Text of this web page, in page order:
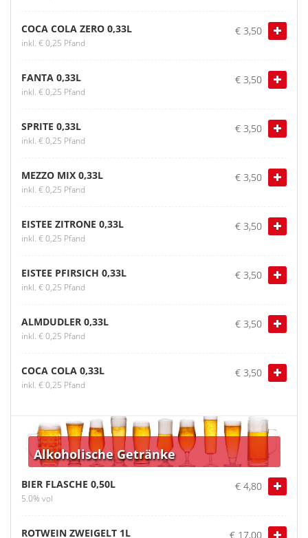
COCA COLA ZERO 0,33L
inkl. € 0,25 Pfand
€ 3,50
FANTA 0,33L
inkl. € 0,25 Pfand
€ 3,50
SPRITE 0,33L
inkl. € 0,25 Pfand
€ 3,50
MEZZO MIX 0,33L
inkl. € 0,25 Pfand
€ 3,50
EISTEE ZITRONE 0,33L
inkl. € 0,25 Pfand
€ 3,50
EISTEE PFIRSICH 0,33L
inkl. € 0,25 Pfand
€ 3,50
ALMDUDLER 0,33L
inkl. € 0,25 Pfand
€ 3,50
COCA COLA 0,33L
inkl. € 0,25 Pfand
€ 3,50
Alkoholische Getränke
BIER FLASCHE 0,50L
5.0% vol
€ 4,80
ROTWEIN ZWEIGELT 1L € 17,00